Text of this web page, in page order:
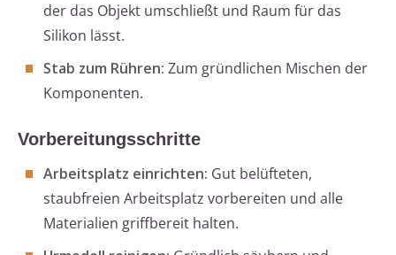
der das Objekt umschließt und Raum für das
Silikon lässt.
Stab zum Rühren: Zum gründlichen Mischen der
Komponenten.
Vorbereitungsschritte
Arbeitsplatz einrichten: Gut belüfteten,
staubfreien Arbeitsplatz vorbereiten und alle
Materialien griffbereit halten.